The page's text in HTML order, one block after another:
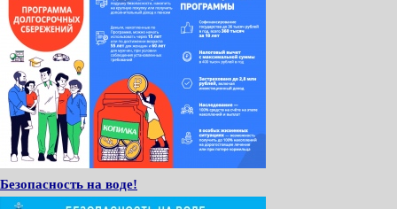
Безопасность на воде!